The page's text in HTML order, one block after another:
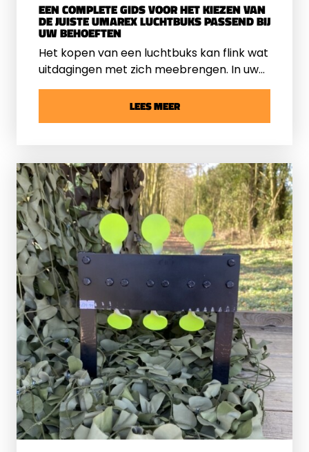
EEN COMPLETE GIDS VOOR HET KIEZEN VAN
DE JUISTE UMAREX LUCHTBUKS PASSEND BIJ
UW BEHOEFTEN
Het kopen van een luchtbuks kan flink wat
uitdagingen met zich meebrengen. In uw
zoektocht komt u al snel verschillende
merken tegen, waarover iedereen een
andere mening heeft. Een populair en
meer over!
LEES MEER